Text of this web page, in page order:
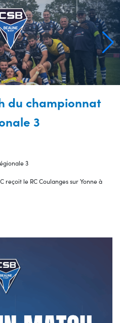
du championnat
3
3
reçoit le RC Coulanges sur Yonne à